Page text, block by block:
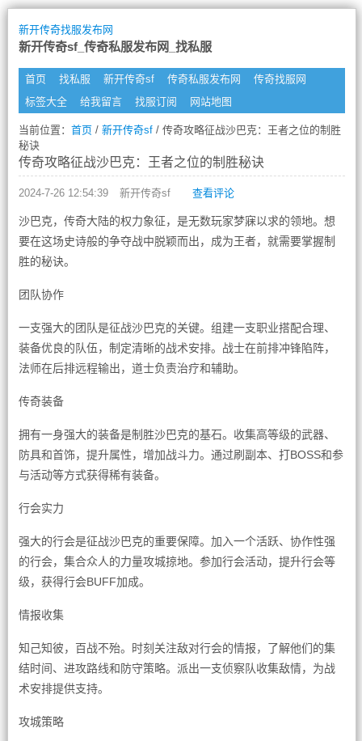
新开传奇找服发布网
新开传奇sf_传奇私服发布网_找私服
首页 找私服 新开传奇sf 传奇私服发布网
传奇找服网
标签大全
给我留言 找服订阅 网站地图
当前位置： 首页/ 新开传奇sf/ 传奇攻略征战沙巴克：王者之位的制胜
秘诀
传奇攻略征战沙巴克：王者之位的制胜秘诀
2024-7-26 12:54:39 新开传奇sf 查看评论
沙巴克，传奇大陆的权力象征，是无数玩家梦寐以求的领地。想
要在这场史诗般的争夺战中脱颖而出，成为王者，就需要掌握制
胜的秘诀。
团队协作
一支强大的团队是征战沙巴克的关键。组建一支职业搭配合理、
装备优良的队伍，制定清晰的战术安排。战士在前排冲锋陷阵，
法师在后排远程输出，道士负责治疗和辅助。
传奇装备
拥有一身强大的装备是制胜沙巴克的基石。收集高等级的武器、
防具和首饰，提升属性，增加战斗力。通过刷副本、打BOSS和参
与活动等方式获得稀有装备。
行会实力
强大的行会是征战沙巴克的重要保障。加入一个活跃、协作性强
的行会，集合众人的力量攻城掠地。参加行会活动，提升行会等
级，获得行会BUFF加成。
情报收集
知己知彼，百战不殆。时刻关注敌对行会的情报，了解他们的集
结时间、进攻路线和防守策略。派出一支侦察队收集敌情，为战
术安排提供支持。
攻城策略